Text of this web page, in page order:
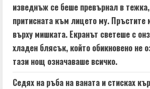
изведнъж се беше превърнал в
притисната към лицето му. Пръстите
върху мишката. Екранът светеше с
хладен блясък, който обикновено не
тази нощ означаваше всичко.
Седях на ръба на ваната и стисках